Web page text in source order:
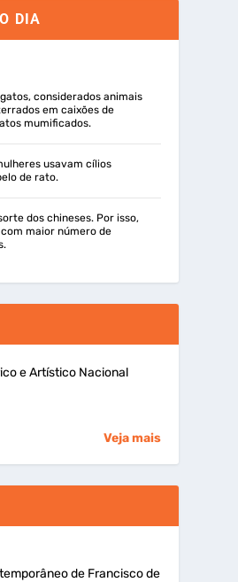
DIA
considerados animais
em caixões de
mumificados.
usavam cílios
de rato.
dos chineses. Por isso,
maior número de
e Artístico Nacional
Veja mais
de Francisco de